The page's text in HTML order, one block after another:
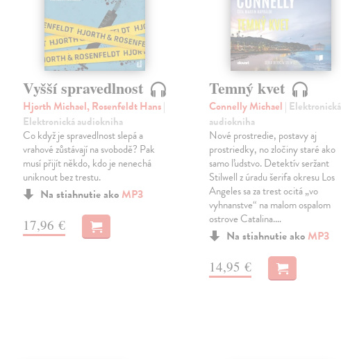
Vyšší spravedlnost
Hjorth Michael, Rosenfeldt Hans|
Elektronická audiokniha
Co když je spravedlnost slepá a
vrahové zůstávají na svobodě? Pak
musí přijít někdo, kdo je nenechá
uniknout bez trestu.
Na stiahnutie ako MP3
17,96 €
Temný kvet
Connelly Michael | Elektronická
audiokniha
Nové prostredie, postavy aj
prostriedky, no zločiny staré ako
samo ľudstvo. Detektív seržant
Stilwell z úradu šerifa okresu Los
Angeles sa za trest ocitá „vo
vyhnanstve“ na malom ospalom
ostrove Catalina.…
Na stiahnutie ako MP3
14,95 €